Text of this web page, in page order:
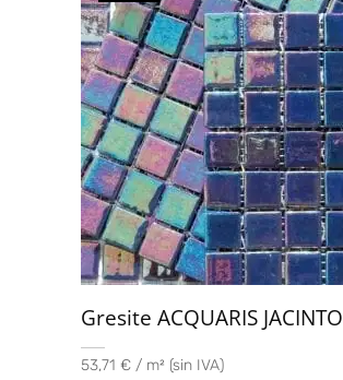
Gresite ACQUARIS JACINTO
53,71 € / m² (sin IVA)